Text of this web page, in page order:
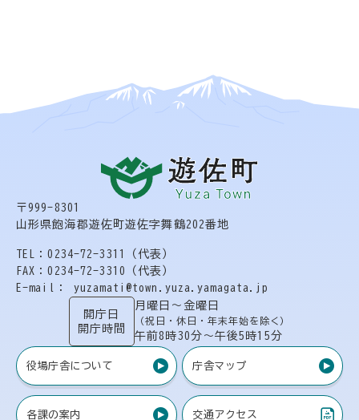
〒999-8301
山形県飽海郡遊佐町遊佐字舞鶴202番地
TEL：0234-72-3311（代表）
FAX：0234-72-3310（代表）
E-mail： yuzamati@town.yuza.yamagata.jp
開庁日
開庁時間
月曜日〜金曜日
（祝日・休日・年末年始を除く）
午前8時30分〜午後5時15分
役場庁舎について 庁舎マップ
各課の案内 交通アクセス